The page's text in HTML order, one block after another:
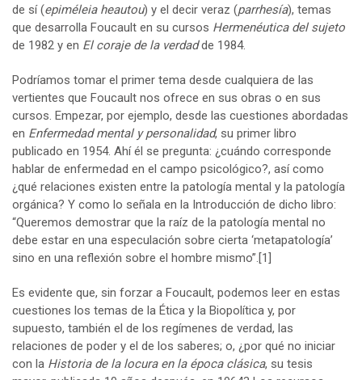
de sí (epiméleia heautou) y el decir veraz (parrhesía), temas
que desarrolla Foucault en su cursos Hermenéutica del sujeto
de 1982 y en El coraje de la verdadde 1984.
Podríamos tomar el primer tema desde cualquiera de las
vertientes que Foucault nos ofrece en sus obras o en sus
cursos. Empezar, por ejemplo, desde las cuestiones abordadas
en Enfermedad mental y personalidad, su primer libro
publicado en 1954. Ahí él se pregunta: ¿cuándo corresponde
hablar de enfermedad en el campo psicológico?, así como
¿qué relaciones existen entre la patología mental y la patología
orgánica? Y como lo señala en la Introducción de dicho libro:
“Queremos demostrar que la raíz de la patología mental no
debe estar en una especulación sobre cierta ‘metapatología’
sino en una reflexión sobre el hombre mismo”.[1]
Es evidente que, sin forzar a Foucault, podemos leer en estas
cuestiones los temas de la Ética y la Biopolítica y, por
supuesto, también el de los regímenes de verdad, las
relaciones de poder y el de los saberes; o, ¿por qué no iniciar
con la Historia de la locura en la época clásica, su tesis